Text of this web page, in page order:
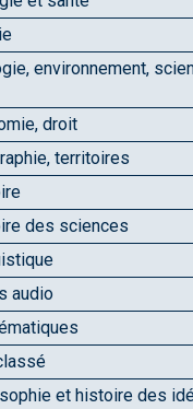
environnement,
droit
territoires
des sciences
audio
et histoire des